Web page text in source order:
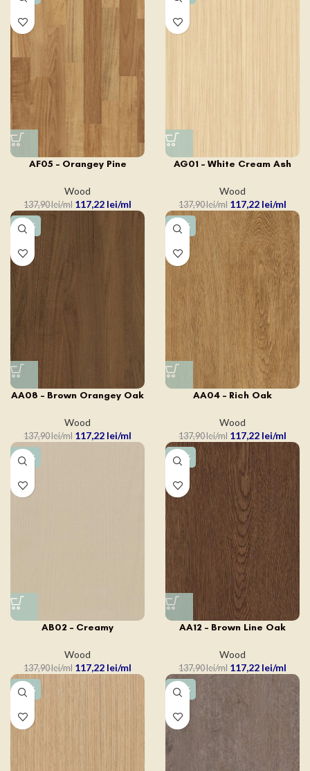
AF05 – Orangey Pine
Wood
137,90lei 117,22 lei
AG01 – White Cream Ash
Wood
137,90lei 117,22 lei
-15%
AA08 – Brown Orangey Oak
Wood
137,90lei 117,22 lei
-15%
AA04 – Rich Oak
Wood
137,90lei 117,22 lei
-15%
AB02 – Creamy
Wood
137,90lei 117,22 lei
-15%
AA12 – Brown Line Oak
Wood
137,90lei 117,22 lei
-15% -15%